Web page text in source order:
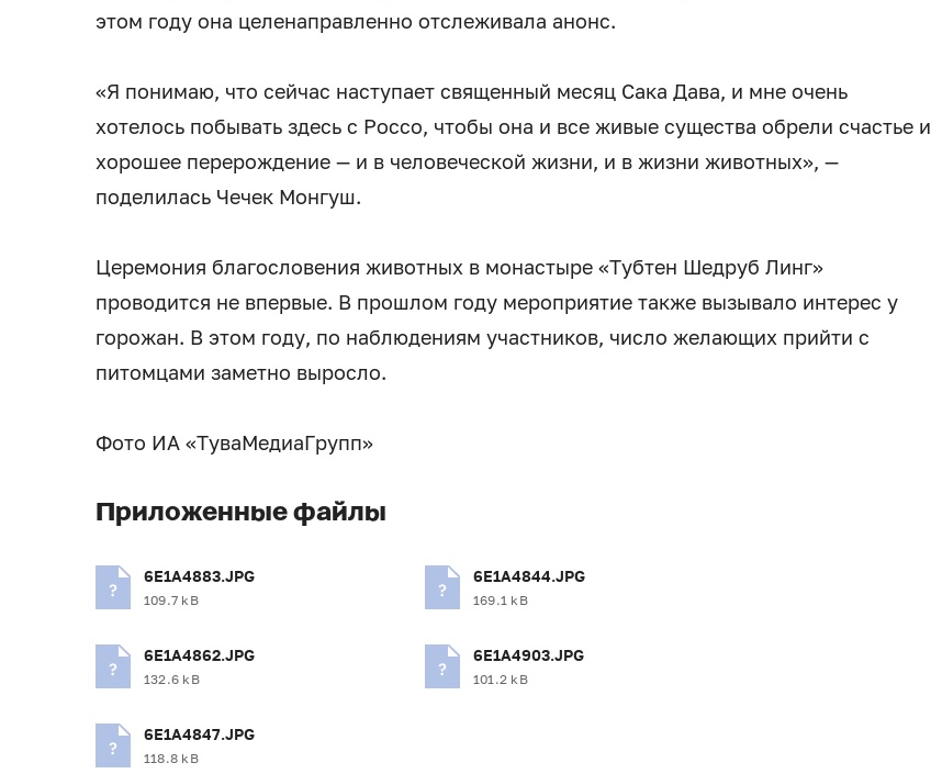
этом году она целенаправленно отслеживала анонс.
«Я понимаю, что сейчас наступает священный месяц Сака Дава, и мне очень
хотелось побывать здесь с Россо, чтобы она и все живые существа обрели счастье и
хорошее перерождение — и в человеческой жизни, и в жизни животных», —
поделилась Чечек Монгуш.
Церемония благословения животных в монастыре «Тубтен Шедруб Линг»
проводится не впервые. В прошлом году мероприятие также вызывало интерес у
горожан. В этом году, по наблюдениям участников, число желающих прийти с
питомцами заметно выросло.
Фото ИА «ТуваМедиаГрупп»
Приложенные файлы
6E1A4883.JPG
109.7 kB
6E1A4844.JPG
169.1 kB
6E1A4862.JPG
132.6 kB
6E1A4903.JPG
101.2 kB
6E1A4847.JPG
118.8 kB